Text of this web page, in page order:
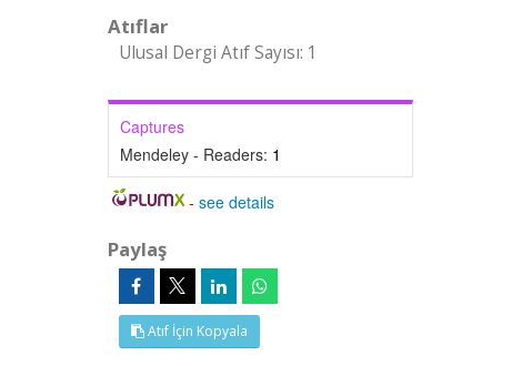
Atıflar
Ulusal Dergi Atıf Sayısı: 1
Captures
Mendeley - Readers: 1
-see details
Paylaş
Atıf İçin Kopyala